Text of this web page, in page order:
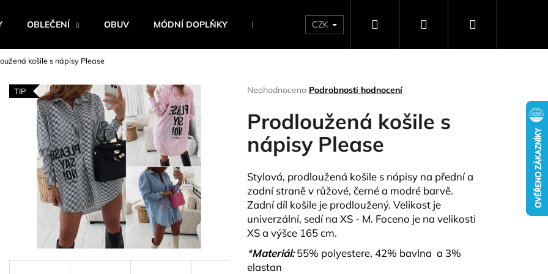
OBLEČENÍ OBUV MÓDNÍ DOPLŇKY BESTSELLERY NAPIŠTE NÁM DÁRKOVÉ POUKAZY
CZK Hledat PřihlášeníNákupní
košile s nápisy Please
Průměrné
produktu
je
hvězdiček.
Neohodnoceno Podrobnosti hodnocení
Prodloužená košile s
nápisy Please
Stylová, prodloužená košile s nápisy na přední a
zadní straně v růžové, černé a modré barvě.
Zadní díl košile je prodloužený. Velikost je
univerzální, sedí na XS - M. Foceno je na velikosti
XS a výšce 165 cm.
*Materiál: 55% polyestere, 42% bavlna a 3%
elastan
TIP
Co potřebujete najít?
HLEDAT
Doporučujeme